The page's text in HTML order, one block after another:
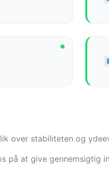
over stabiliteten og
at give gennemsigtig